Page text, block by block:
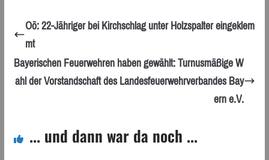
Oö: 22-Jähriger bei Kirchschlag unter Holzspalter eingeklem
mt
Bayerischen Feuerwehren haben gewählt: Turnusmäßige W
ahl der Vorstandschaft des Landesfeuerwehrverbandes Bay
ern e.V.
... und dann war da noch ...